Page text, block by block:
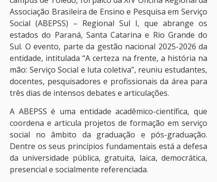
Associação Brasileira de Ensino e Pesquisa em Serviço
Social (ABEPSS) – Regional Sul I, que abrange os
estados do Paraná, Santa Catarina e Rio Grande do
Sul. O evento, parte da gestão nacional 2025-2026 da
entidade, intitulada “A certeza na frente, a história na
mão: Serviço Social e luta coletiva”, reuniu estudantes,
docentes, pesquisadores e profissionais da área para
três dias de intensos debates e articulações.
A ABEPSS é uma entidade acadêmico-científica, que
coordena e articula projetos de formação em serviço
social no âmbito da graduação e pós-graduação.
Dentre os seus princípios fundamentais está a defesa
da universidade pública, gratuita, laica, democrática,
presencial e socialmente referenciada.